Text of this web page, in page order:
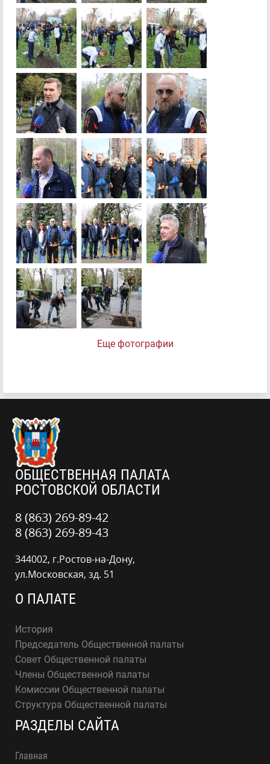
Еще фотографии
ОБЩЕСТВЕННАЯ ПАЛАТА
РОСТОВСКОЙ ОБЛАСТИ
8 (863) 269-89-42
8 (863) 269-89-43
344002, г.Ростов-на-Дону,
ул.Московская, зд. 51
О ПАЛАТЕ
История
Председатель Общественной палаты
Совет Общественной палаты
Члены Общественной палаты
Комиссии Общественной палаты
Структура Общественной палаты
РАЗДЕЛЫ САЙТА
Главная